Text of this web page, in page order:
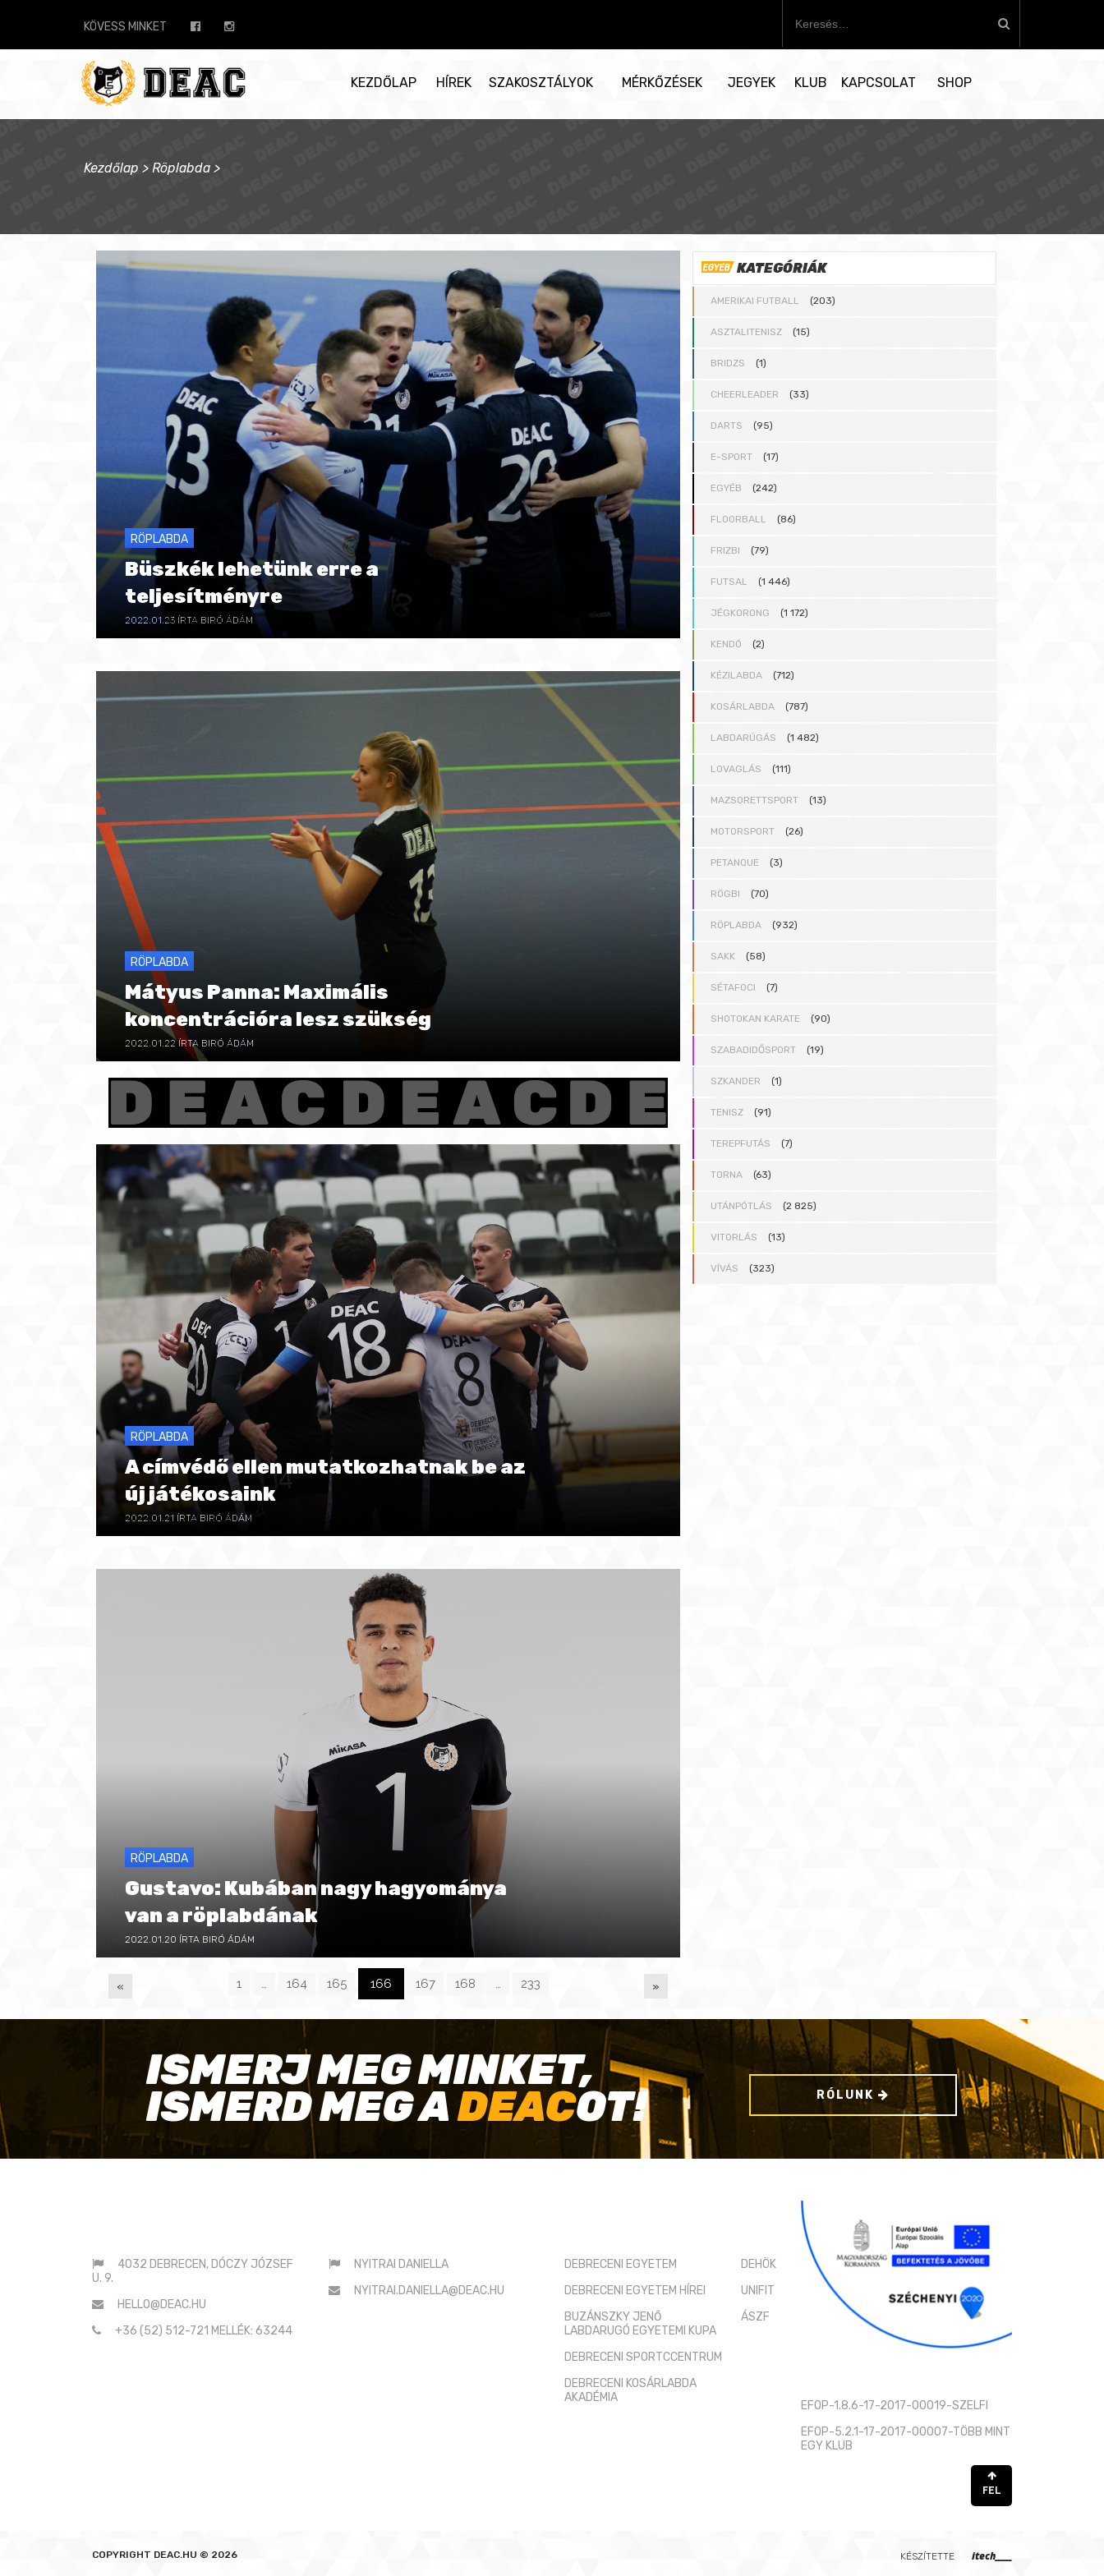
KÖVESS MINKET
r
KEZDŐLAP HÍREK SZAKOSZTÁLYOK MÉRKŐZÉSEK JEGYEK KLUB KAPCSOLAT SHOP
Kezdőlap > Röplabda >
RÖPLABDA
Büszkék lehetünk erre a
teljesítményre
2022.01.23 ÍRTA BIRÓ ÁDÁM
RÖPLABDA
Mátyus Panna: Maximális
koncentrációra lesz szükség
2022.01.22ÍRTA BIRÓ ÁDÁM
RÖPLABDA
A címvédő ellen mutatkozhatnak be az
új játékosaink
2022.01.21 ÍRTA BIRÓ ÁDÁM
RÖPLABDA
Gustavo: Kubában nagy hagyománya
van a röplabdának
2022.01.20 ÍRTA BIRÓ ÁDÁM
P
E
« 1 … 164 165 166 167 168 … 233 »
KATEGÓRIÁK
AMERIKAI FUTBALL (203)
ASZTALITENISZ (15)
BRIDZS (1)
CHEERLEADER (33)
DARTS (95)
E-SPORT (17)
EGYÉB (242)
FLOORBALL (86)
FRIZBI (79)
FUTSAL (1 446)
JÉGKORONG (1 172)
KENDÓ (2)
KÉZILABDA (712)
KOSÁRLABDA (787)
LABDARÚGÁS (1 482)
LOVAGLÁS (111)
MAZSORETTSPORT (13)
MOTORSPORT (26)
PETANQUE (3)
RÖGBI (70)
RÖPLABDA (932)
SAKK (58)
SÉTAFOCI (7)
SHOTOKAN KARATE (90)
SZABADIDŐSPORT (19)
SZKANDER (1)
TENISZ (91)
TEREPFUTÁS (7)
TORNA (63)
UTÁNPÓTLÁS (2 825)
VITORLÁS (13)
VÍVÁS (323)
ISMERJ MEG MINKET,
ISMERD MEG ADEACOT! RÓLUNK
4032 DEBRECEN, DÓCZY JÓZSEF
U. 9.
HELLO@DEAC.HU
+36 (52) 512-721 MELLÉK: 63244
NYITRAI DANIELLA
NYITRAI.DANIELLA@DEAC.HU
DEBRECENI EGYETEM
DEBRECENI EGYETEM HÍREI
BUZÁNSZKY JENŐ
LABDARUGÓ EGYETEMI KUPA
DEBRECENI SPORTCCENTRUM
DEBRECENI KOSÁRLABDA
AKADÉMIA
DEHÖK
UNIFIT
ÁSZF
EFOP-1.8.6-17-2017-00019-SZELFI
EFOP-5.2.1-17-2017-00007-TÖBB MINT
EGY KLUB
FEL
COPYRIGHT DEAC.HU © 2026 KÉSZÍTETTE itech____